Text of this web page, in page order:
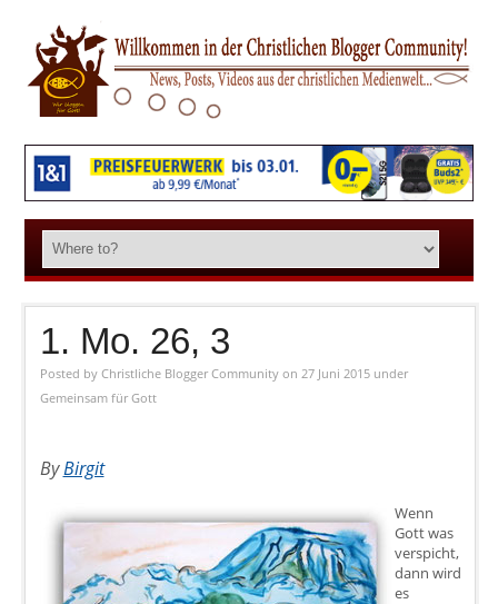
1. Mo. 26, 3
Posted by Christliche Blogger Community on 27 Juni 2015 under
Gemeinsam für Gott
ByBirgit
Wenn
Gott was
verspicht,
dann wird
es